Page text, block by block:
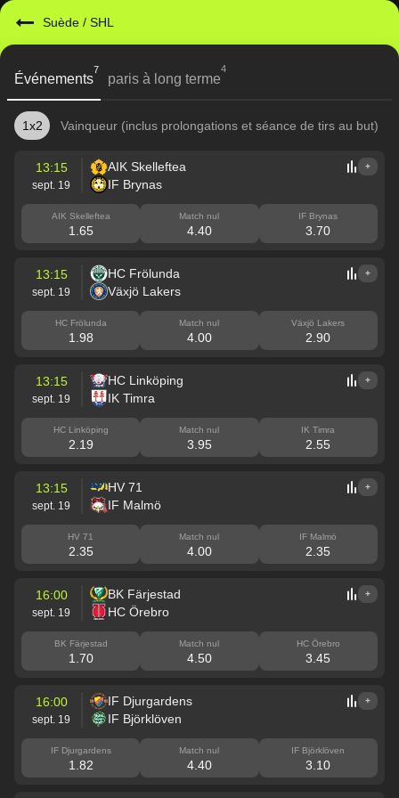
Suède / SHL
Événements
7
paris à long terme
4
1x2 Vainqueur (inclus prolongations et séance de tirs au but)
13:15
sept. 19
AIK Skelleftea
IF Brynas
+
AIK Skelleftea
1.65
Match nul
4.40
IF Brynas
3.70
13:15
sept. 19
HC Frölunda
Växjö Lakers
+
HC Frölunda
1.98
Match nul
4.00
Växjö Lakers
2.90
13:15
sept. 19
HC Linköping
IK Timra
+
HC Linköping
2.19
Match nul
3.95
IK Timra
2.55
13:15
sept. 19
HV 71
IF Malmö
+
HV 71
2.35
Match nul
4.00
IF Malmö
2.35
16:00
sept. 19
BK Färjestad
HC Örebro
+
BK Färjestad
1.70
Match nul
4.50
HC Örebro
3.45
16:00
sept. 19
IF Djurgardens
IF Björklöven
+
IF Djurgardens
1.82
Match nul
4.40
IF Björklöven
3.10